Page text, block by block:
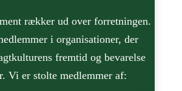
rækker ud over forretningen.
i organisationer, der
fremtid og bevarelse
Vi er stolte medlemmer af: